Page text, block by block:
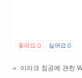
좋아요 0 싫어요 0
«